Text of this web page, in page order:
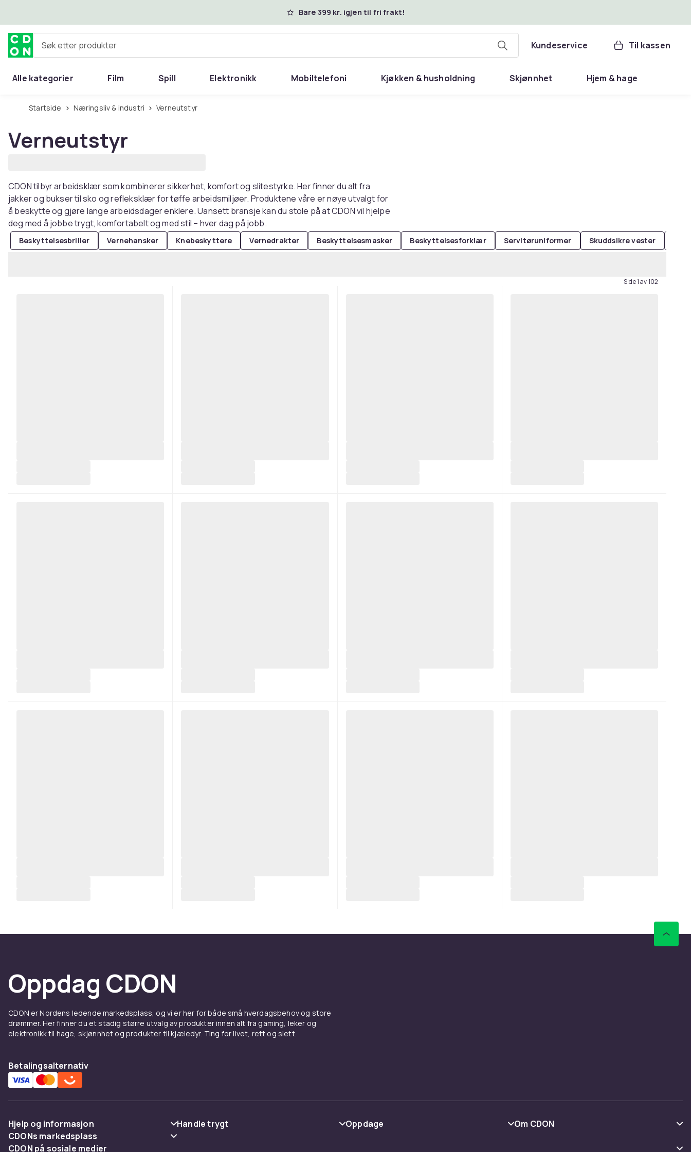
Bare 399 kr. igjen til fri frakt!
Søk etter produkter Kundeservice Til kassen
Alle kategorier Film Spill Elektronikk Mobiltelefoni Kjøkken & husholdning Skjønnhet Hjem & hage
Startside Næringsliv & industri Verneutstyr
Verneutstyr
CDON tilbyr arbeidsklær som kombinerer sikkerhet, komfort og slitestyrke. Her finner du alt fra
jakker og bukser til sko og refleksklær for tøffe arbeidsmiljøer. Produktene våre er nøye utvalgt for
å beskytte og gjøre lange arbeidsdager enklere. Uansett bransje kan du stole på at CDON vil hjelpe
deg med å jobbe trygt, komfortabelt og med stil – hver dag på jobb.
Beskyttelsesbriller Vernehansker Knebeskyttere Vernedrakter Beskyttelsesmasker Beskyttelsesforklær Servitøruniformer Skuddsikre vester
Side 1 av 102
Oppdag CDON
CDON er Nordens ledende markedsplass, og vi er her for både små hverdagsbehov og store
drømmer. Her finner du et stadig større utvalg av produkter innen alt fra gaming, leker og
elektronikk til hage, skjønnhet og produkter til kjæledyr. Ting for livet, rett og slett.
Betalingsalternativ
Hjelp og informasjon
Vanlige spørsmål
Handle trygt
Oppdage
Om CDON
CDONs markedsplass
CDON på sosiale medier